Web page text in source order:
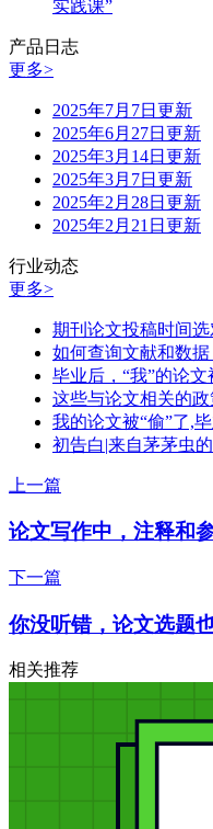
实践课”
产品日志
更多>
2025年7月7日更新
2025年6月27日更新
2025年3月14日更新
2025年3月7日更新
2025年2月28日更新
2025年2月21日更新
行业动态
更多>
期刊论文投稿时间选
如何查询文献和数据
毕业后，“我”的论文
这些与论文相关的
我的论文被“偷”了,
初告白|来自茅茅虫的
上一篇
论文写作中，注释和
下一篇
你没听错，论文选题
相关推荐